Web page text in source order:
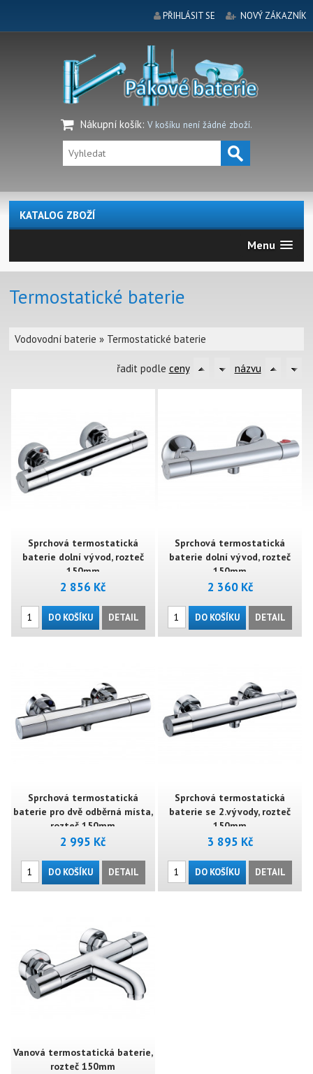
PŘIHLÁSIT SE NOVÝ ZÁKAZNÍK
Nákupní košík: V košíku není žádné zboží.
KATALOG ZBOŽÍ
Menu
Termostatické baterie
Vodovodní baterie » Termostatické baterie
řadit podle ceny názvu
Sprchová termostatická
baterie dolní vývod, rozteč
150mm
2 856 Kč
DO KOŠÍKU DETAIL
Sprchová termostatická
baterie dolní vývod, rozteč
150mm
2 360 Kč
DO KOŠÍKU DETAIL
Sprchová termostatická
baterie pro dvě odběrná místa,
rozteč 150mm
2 995 Kč
DO KOŠÍKU DETAIL
Sprchová termostatická
baterie se 2.vývody, rozteč
150mm
3 895 Kč
DO KOŠÍKU DETAIL
Vanová termostatická baterie,
rozteč 150mm